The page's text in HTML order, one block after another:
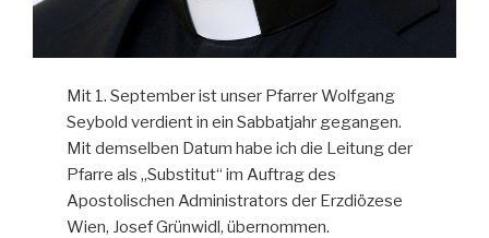
Mit 1. September ist unser Pfarrer Wolfgang
Seybold verdient in ein Sabbatjahr gegangen.
Mit demselben Datum habe ich die Leitung der
Pfarre als „Substitut“ im Auftrag des
Apostolischen Administrators der Erzdiözese
Wien, Josef Grünwidl, übernommen.